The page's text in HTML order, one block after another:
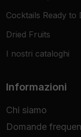
Contenuto
Texture
UtilizzoCaldo
Cocktails Ready to
Dried Fruits
I nostri cataloghi
Informazioni
Chi siamo
Domande